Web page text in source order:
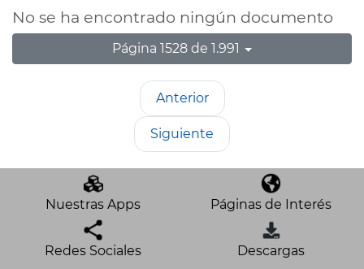
No se ha encontrado ningún documento
Página 1528 de 1.991
Anterior
Siguiente
Nuestras Apps Páginas de Interés
Redes Sociales Descargas